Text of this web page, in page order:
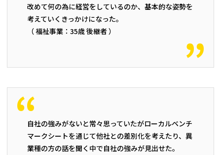
改めて何の為に経営をしているのか、基本的な姿勢を
考えていくきっかけになった。
（ 福祉事業：35歳 後継者 ）
自社の強みがないと常々思っていたがローカルベンチ
マークシートを通じて他社との差別化を考えたり、異
業種の方の話を聞く中で自社の強みが見出せた。